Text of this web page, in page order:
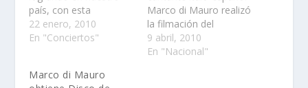
país, con esta
invitación, reitera una
vez más su enorme
22 enero, 2010
En "Conciertos"
Marco di Mauro realizó
la filmación del
videoclip de su
segundo sencillo “Mi
9 abril, 2010
En "Nacional"
Marco di Mauro